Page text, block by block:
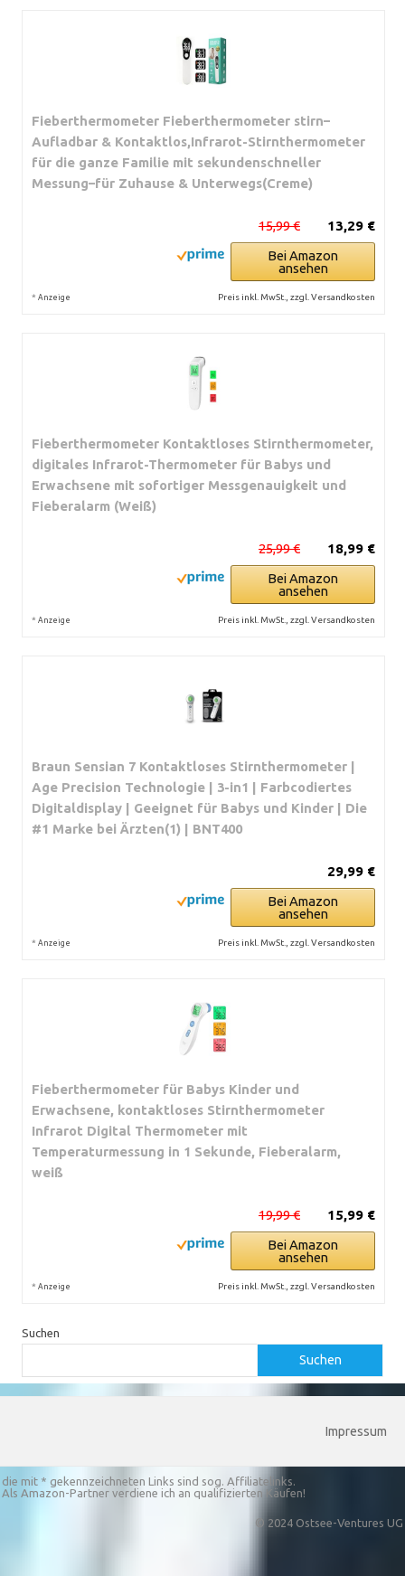
Fieberthermometer Fieberthermometer stirn–
Aufladbar & Kontaktlos,Infrarot-Stirnthermometer
für die ganze Familie mit sekundenschneller
Messung–für Zuhause & Unterwegs(Creme)
13,29 €
15,99 €
Bei Amazon
ansehen
* Anzeige Preis inkl. MwSt., zzgl. Versandkosten
Fieberthermometer Kontaktloses Stirnthermometer,
digitales Infrarot-Thermometer für Babys und
Erwachsene mit sofortiger Messgenauigkeit und
Fieberalarm (Weiß)
18,99 €
25,99 €
Bei Amazon
ansehen
* Anzeige Preis inkl. MwSt., zzgl. Versandkosten
Braun Sensian 7 Kontaktloses Stirnthermometer |
Age Precision Technologie | 3-in1 | Farbcodiertes
Digitaldisplay | Geeignet für Babys und Kinder | Die
#1 Marke bei Ärzten(1) | BNT400
29,99 €
Bei Amazon
ansehen
* Anzeige Preis inkl. MwSt., zzgl. Versandkosten
Fieberthermometer für Babys Kinder und
Erwachsene, kontaktloses Stirnthermometer
Infrarot Digital Thermometer mit
Temperaturmessung in 1 Sekunde, Fieberalarm,
weiß
15,99 €
19,99 €
Bei Amazon
ansehen
* Anzeige Preis inkl. MwSt., zzgl. Versandkosten
Suchen
Suchen
Impressum
die mit * gekennzeichneten Links sind sog. Affiliatelinks.
Als Amazon-Partner verdiene ich an qualifizierten Käufen!
© 2024 Ostsee-Ventures UG